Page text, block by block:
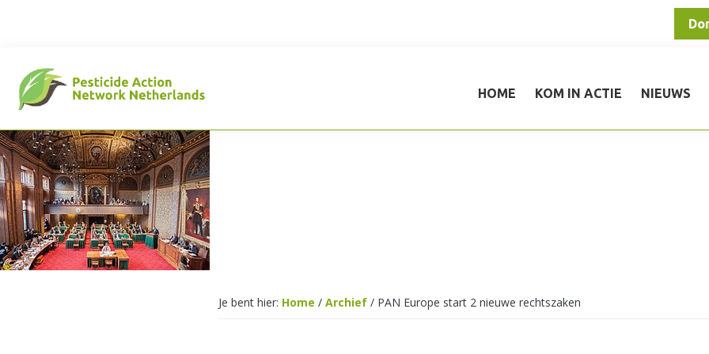
inhoud
Pesticide
Action
Network
HOME KOM IN ACTIE NIEUWS
Je bent hier: Home / Archief /PAN Europe start 2 nieuwe rechtszaken